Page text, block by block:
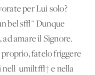
per Lui solo?
bel s√¨ Dunque
amare il Signore.
fatelo friggere
nell' umilt√† e nella